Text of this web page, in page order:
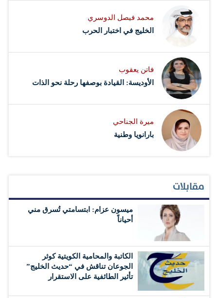
محمد فيصل الدوسري ​
‏الخليج في اختبار الحرب
فاتن يعقوب
الأوديسة: القيادة بوصفها رحلة نحو الذات
ميرة الجناحي
بارانويا وطنية
مقابلات
ميسون عزام: ابتسامتي تُسرق مني
أحياناً
الكاتبة والمحامية الكويتية كوثر
الجوعان تناقش في “حديث الخليج”
تأثير الطائفية على الاستقرار